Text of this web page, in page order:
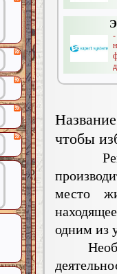
-
чтобы
место
одним из